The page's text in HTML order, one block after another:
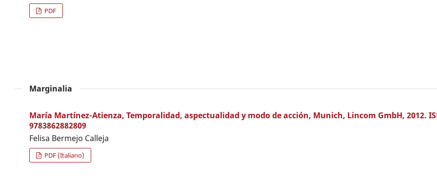
PDF
Marginalia
María Martínez-Atienza, Temporalidad, aspectualidad y modo de acción, Munich, Lincom GmbH, 2012.
9783862882809
Felisa Bermejo Calleja
PDF (Italiano)